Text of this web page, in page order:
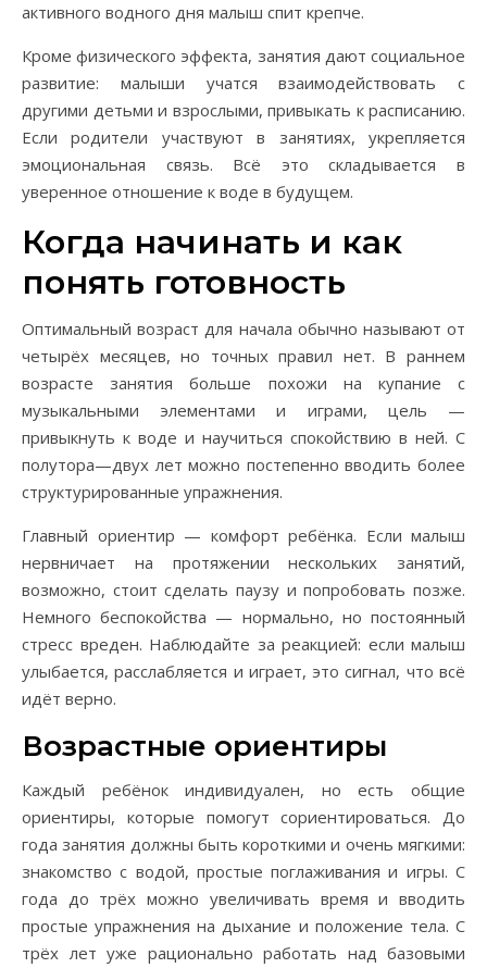
активного водного дня малыш спит крепче.
Кроме физического эффекта, занятия дают социальное
развитие: малыши учатся взаимодействовать с
другими детьми и взрослыми, привыкать к расписанию.
Если родители участвуют в занятиях, укрепляется
эмоциональная связь. Всё это складывается в
уверенное отношение к воде в будущем.
Когда начинать и как
понять готовность
Оптимальный возраст для начала обычно называют от
четырёх месяцев, но точных правил нет. В раннем
возрасте занятия больше похожи на купание с
музыкальными элементами и играми, цель —
привыкнуть к воде и научиться спокойствию в ней. С
полутора—двух лет можно постепенно вводить более
структурированные упражнения.
Главный ориентир — комфорт ребёнка. Если малыш
нервничает на протяжении нескольких занятий,
возможно, стоит сделать паузу и попробовать позже.
Немного беспокойства — нормально, но постоянный
стресс вреден. Наблюдайте за реакцией: если малыш
улыбается, расслабляется и играет, это сигнал, что всё
идёт верно.
Возрастные ориентиры
Каждый ребёнок индивидуален, но есть общие
ориентиры, которые помогут сориентироваться. До
года занятия должны быть короткими и очень мягкими:
знакомство с водой, простые поглаживания и игры. С
года до трёх можно увеличивать время и вводить
простые упражнения на дыхание и положение тела. С
трёх лет уже рационально работать над базовыми